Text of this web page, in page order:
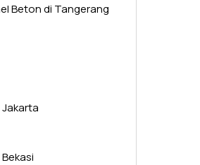
Beton di Tangerang